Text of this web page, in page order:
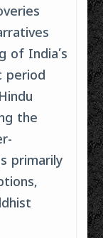
of India’s
period
the
primarily